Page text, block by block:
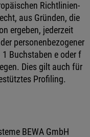
Richtlinien-
aus Gründen, die
ergeben, jederzeit
personenbezogener
Buchstaben e oder f
Dies gilt auch für
Profiling.
BEWA GmbH